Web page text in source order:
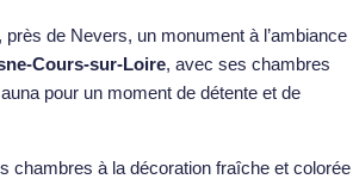
, près de Nevers, un monument à l’ambiance
Cours-sur-Loire, avec ses chambres
pour un moment de détente et de
chambres à la décoration fraîche et colorée